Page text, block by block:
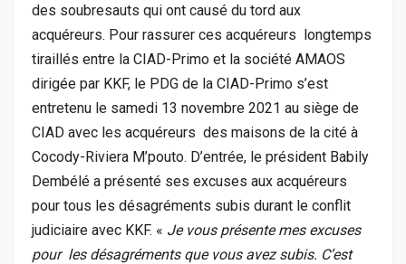
des soubresauts qui ont causé du tord aux
acquéreurs. Pour rassurer ces acquéreurs longtemps
tiraillés entre la CIAD-Primo et la société AMAOS
dirigée par KKF, le PDG de la CIAD-Primo s’est
entretenu le samedi 13 novembre 2021 au siège de
CIAD avec les acquéreurs des maisons de la cité à
Cocody-Riviera M’pouto. D’entrée, le président Babily
Dembélé a présenté ses excuses aux acquéreurs
pour tous les désagréments subis durant le conflit
judiciaire avec KKF. « Je vous présente mes excuses
pour les désagréments que vous avez subis. C’est